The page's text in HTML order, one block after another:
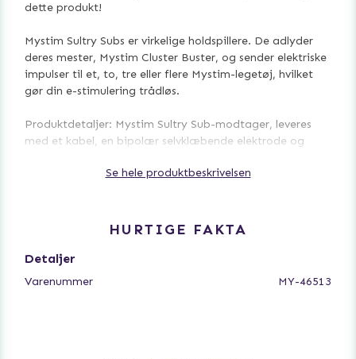
dette produkt!
Mystim Sultry Subs er virkelige holdspillere. De adlyder
deres mester, Mystim Cluster Buster, og sender elektriske
impulser til et, to, tre eller flere Mystim-legetøj, hvilket
gør din e-stimulering trådløs.
Produktdetaljer: Mystim Sultry Sub-modtager, leveres
med et kabel, en bipolær selvklæbende elektrode og
Se hele produktbeskrivelsen
HURTIGE FAKTA
Detaljer
Varenummer MY-46513